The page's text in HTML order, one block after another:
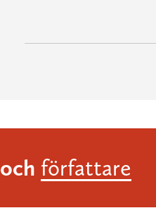
och författare